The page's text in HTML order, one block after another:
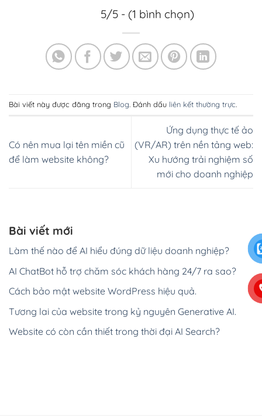
5/5 - (1 bình chọn)
Bài viết này được đăng trong Blog. Đánh dấu liên kết thường trực.
Có nên mua lại tên miền cũ
để làm website không?
Ứng dụng thực tế ảo
(VR/AR) trên nền tảng web:
Xu hướng trải nghiệm số
mới cho doanh nghiệp
Bài viết mới
Làm thế nào để AI hiểu đúng dữ liệu doanh nghiệp?
AI ChatBot hỗ trợ chăm sóc khách hàng 24/7 ra sao?
Cách bảo mật website WordPress hiệu quả.
Tương lai của website trong kỷ nguyên Generative AI.
Website có còn cần thiết trong thời đại AI Search?